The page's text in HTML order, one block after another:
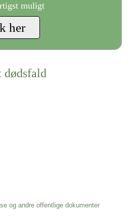
muligt
og andre offentlige dokumenter